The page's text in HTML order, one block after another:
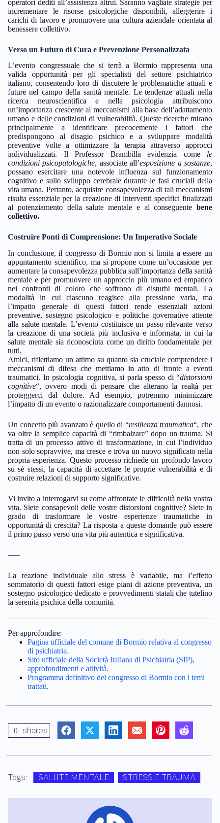
operatori dediti all’assistenza altrui. Saranno vagliate strategie per
incrementare le risorse psicologiche disponibili, alleggerire i
carichi di lavoro e promuovere una cultura aziendale orientata al
benessere collettivo.
Verso un Futuro di Cura e Prevenzione Personalizzata
L’evento congressuale che si terrà a Bormio rappresenta una
valida opportunità per gli specialisti del settore psichiatrico
italiano, consentendo loro di discutere le problematiche attuali e
future nel campo della sanità mentale. Le tendenze attuali nella
ricerca neuroscientifica e nella psicologia attribuiscono
un’importanza crescente ai meccanismi alla base dell’adattamento
umano e delle condizioni di vulnerabilità. Queste ricerche mirano
principalmente a identificare precocemente i fattori che
predispongono al disagio psichico e a sviluppare modalità
preventive volte a ottimizzare la terapia attraverso approcci
individualizzati. Il Professor Brambilla evidenzia come le
condizioni psicopatologiche, associate all’esposizione a sostanze,
possano esercitare una notevole influenza sul funzionamento
cognitivo e sullo sviluppo cerebrale durante le fasi cruciali della
vita umana. Pertanto, acquisire consapevolezza di tali meccanismi
risulta essenziale per la creazione di interventi specifici finalizzati
al potenziamento della salute mentale e al conseguente bene
collettivo.
Costruire Ponti di Comprensione: Un Imperativo Sociale
In conclusione, il congresso di Bormio non si limita a essere un
appuntamento scientifico, ma si propone come un’occasione per
aumentare la consapevolezza pubblica sull’importanza della sanità
mentale e per promuovere un approccio più umano ed empatico
nei confronti di coloro che soffrono di disturbi mentali. La
modalità in cui ciascuno reagisce alla pressione varia, ma
l’impatto generale di questi fattori rende essenziali azioni
preventive, sostegno psicologico e politiche governative attente
alla salute mentale. L’evento costituisce un passo rilevante verso
la creazione di una società più inclusiva e informata, in cui la
salute mentale sia riconosciuta come un diritto fondamentale per
tutti.
Amici, riflettiamo un attimo su quanto sia cruciale comprendere i
meccanismi di difesa che mettiamo in atto di fronte a eventi
traumatici. In psicologia cognitiva, si parla spesso di “distorsioni
cognitive“, ovvero modi di pensare che alterano la realtà per
proteggerci dal dolore. Ad esempio, potremmo minimizzare
l’impatto di un evento o razionalizzare comportamenti dannosi.
Un concetto più avanzato è quello di “resilienza traumatica“, che
va oltre la semplice capacità di “rimbalzare” dopo un trauma. Si
tratta di un processo attivo di trasformazione, in cui l’individuo
non solo sopravvive, ma cresce e trova un nuovo significato nella
propria esperienza. Questo processo richiede un profondo lavoro
su sé stessi, la capacità di accettare le proprie vulnerabilità e di
costruire relazioni di supporto significative.
Vi invito a interrogarvi su come affrontate le difficoltà nella vostra
vita. Siete consapevoli delle vostre distorsioni cognitive? Siete in
grado di trasformare le vostre esperienze traumatiche in
opportunità di crescita? La risposta a queste domande può essere
il primo passo verso una vita più autentica e significativa.
—–
La reazione individuale allo stress è variabile, ma l’effetto
sommatorio di questi fattori esige piani di azione preventiva, un
sostegno psicologico dedicato e provvedimenti statali che tutelino
la serenità psichica della comunità.
Per approfondire:
Pagina ufficiale del comune di Bormio relativa al congresso
di psichiatria.
Sito ufficiale della Società Italiana di Psichiatria (SIP),
approfondimenti e attività.
Programma definitivo del congresso di Bormio con i temi
trattati.
0 shares
Tags: SALUTE MENTALE STRESS E TRAUMA